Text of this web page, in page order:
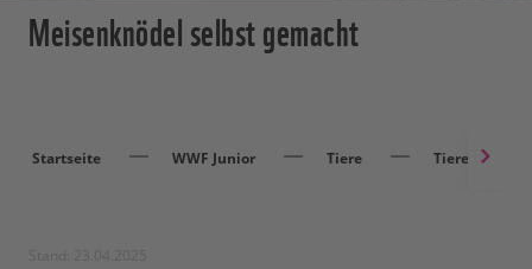
Meisenknödel selbst gemacht
Startseite WWF Junior Tiere Tieren helfen